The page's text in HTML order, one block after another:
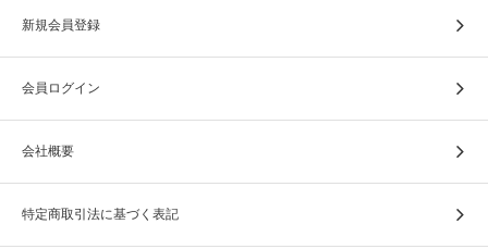
新規会員登録
会員ログイン
会社概要
特定商取引法に基づく表記